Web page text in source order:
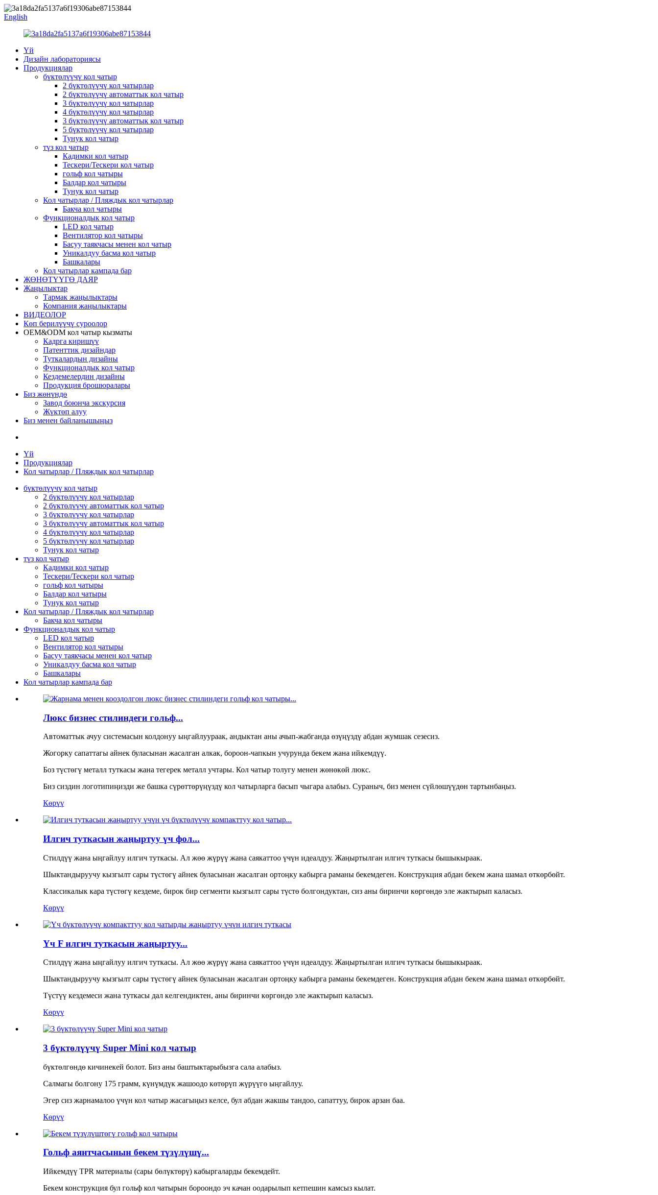
English
Үй
Дизайн лабораториясы
Продукциялар
бүктөлүүчү кол чатыр
2 бүктөлүүчү кол чатырлар
2 бүктөлүүчү автоматтык кол чатыр
3 бүктөлүүчү кол чатырлар
4 бүктөлүүчү кол чатырлар
3 бүктөлүүчү автоматтык кол чатыр
5 бүктөлүүчү кол чатырлар
Тунук кол чатыр
түз кол чатыр
Кадимки кол чатыр
Тескери/Тескери кол чатыр
гольф кол чатыры
Балдар кол чатыры
Тунук кол чатыр
Кол чатырлар / Пляждык кол чатырлар
Бакча кол чатыры
Функционалдык кол чатыр
LED кол чатыр
Вентилятор кол чатыры
Басуу таякчасы менен кол чатыр
Уникалдуу басма кол чатыр
Башкалары
Кол чатырлар кампада бар
ЖӨНӨТҮҮГӨ ДАЯР
Жаңылыктар
Тармак жаңылыктары
Компания жаңылыктары
ВИДЕОЛОР
Көп берилүүчү суроолор
OEM&ODM кол чатыр кызматы
Кадрга киришүү
Патенттик дизайндар
Туткалардын дизайны
Функционалдык кол чатыр
Кездемелердин дизайны
Продукция брошюралары
Биз жөнүндө
Завод боюнча экскурсия
Жүктөп алуу
Биз менен байланышыңыз
Үй
Продукциялар
Кол чатырлар / Пляждык кол чатырлар
бүктөлүүчү кол чатыр
2 бүктөлүүчү кол чатырлар
2 бүктөлүүчү автоматтык кол чатыр
3 бүктөлүүчү кол чатырлар
3 бүктөлүүчү автоматтык кол чатыр
4 бүктөлүүчү кол чатырлар
5 бүктөлүүчү кол чатырлар
Тунук кол чатыр
түз кол чатыр
Кадимки кол чатыр
Тескери/Тескери кол чатыр
гольф кол чатыры
Балдар кол чатыры
Тунук кол чатыр
Кол чатырлар / Пляждык кол чатырлар
Бакча кол чатыры
Функционалдык кол чатыр
LED кол чатыр
Вентилятор кол чатыры
Басуу таякчасы менен кол чатыр
Уникалдуу басма кол чатыр
Башкалары
Кол чатырлар кампада бар
Люкс бизнес стилиндеги гольф...
Автоматтык ачуу системасын колдонуу ыңгайлуураак, андыктан аны ачып-жабганда өзүңүздү абдан жумшак сезесиз.
Жогорку сапаттагы айнек буласынан жасалган алкак, бороон-чапкын учурунда бекем жана ийкемдүү.
Боз түстөгү металл туткасы жана тегерек металл учтары. Кол чатыр толугу менен жөнөкөй люкс.
Биз сиздин логотипиңизди же башка сүрөттөрүңүздү кол чатырларга басып чыгара алабыз. Сураныч, биз менен сүйлөшүүдөн тартынбаңыз.
Көрүү
Илгич туткасын жаңыртуу үч фол...
Стилдүү жана ыңгайлуу илгич туткасы. Ал жөө жүрүү жана саякаттоо үчүн идеалдуу. Жаңыртылган илгич туткасы бышыкыраак.
Шыктандыруучу кызгылт сары түстөгү айнек буласынан жасалган ортоңку кабырга раманы бекемдеген. Конструкция абдан бекем жана шамал өткөрбөйт.
Классикалык кара түстөгү кездеме, бирок бир сегменти кызгылт сары түстө болгондуктан, сиз аны биринчи көргөндө эле жактырып каласыз.
Көрүү
Үч F илгич туткасын жаңыртуу...
Стилдүү жана ыңгайлуу илгич туткасы. Ал жөө жүрүү жана саякаттоо үчүн идеалдуу. Жаңыртылган илгич туткасы бышыкыраак.
Шыктандыруучу кызгылт сары түстөгү айнек буласынан жасалган ортоңку кабырга раманы бекемдеген. Конструкция абдан бекем жана шамал өткөрбөйт.
Түстүү кездемеси жана туткасы дал келгендиктен, аны биринчи көргөндө эле жактырып каласыз.
Көрүү
3 бүктөлүүчү Super Mini кол чатыр
бүктөлгөндө кичинекей болот. Биз аны баштыктарыбызга сала алабыз.
Салмагы болгону 175 грамм, күнүмдүк жашоодо көтөрүп жүрүүгө ыңгайлуу.
Эгер сиз жарнамалоо үчүн кол чатыр жасагыңыз келсе, бул абдан жакшы тандоо, сапаттуу, бирок арзан баа.
Көрүү
Гольф аянтчасынын бекем түзүлүшү...
Ийкемдүү TPR материалы (сары бөлүктөрү) кабыргаларды бекемдейт.
Бекем конструкция бул гольф кол чатырын бороондо эч качан оодарылып кетпешин камсыз кылат.